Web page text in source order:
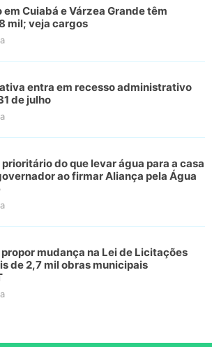
Cuiabá e Várzea Grande têm
mil; veja cargos
entra em recesso administrativo
de julho
prioritário do que levar água para a casa
ao firmar Aliança pela Água
mudança na Lei de Licitações
de 2,7 mil obras municipais